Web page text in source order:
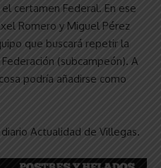
certamen Federal. En ese
Romero y Miguel Pérez
que buscará repetir la
(subcampeón). A
podría añadirse como
Actualidad de Villegas.